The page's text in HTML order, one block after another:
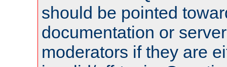
should be pointed
documentation or
moderators if they are